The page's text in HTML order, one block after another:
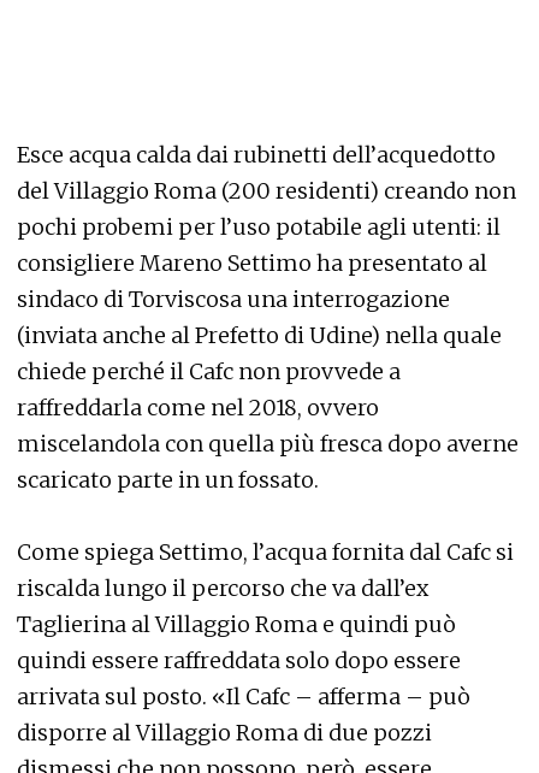
Esce acqua calda dai rubinetti dell’acquedotto
del Villaggio Roma (200 residenti) creando non
pochi probemi per l’uso potabile agli utenti: il
consigliere Mareno Settimo ha presentato al
sindaco di Torviscosa una interrogazione
(inviata anche al Prefetto di Udine) nella quale
chiede perché il Cafc non provvede a
raffreddarla come nel 2018, ovvero
miscelandola con quella più fresca dopo averne
scaricato parte in un fossato.
Come spiega Settimo, l’acqua fornita dal Cafc si
riscalda lungo il percorso che va dall’ex
Taglierina al Villaggio Roma e quindi può
quindi essere raffreddata solo dopo essere
arrivata sul posto. «Il Cafc – afferma – può
disporre al Villaggio Roma di due pozzi